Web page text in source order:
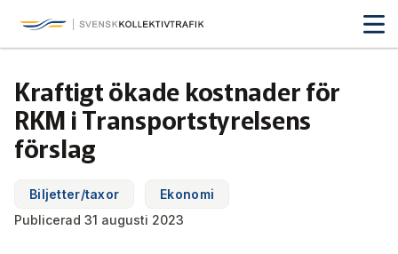
Hoppa
Tillsammans blir vi smartare
Medlemmar
Affärs­nätverket
Tjänster och verktyg
Fakta & statistik
Det här är kollektivtrafiken
Fakta om kollektivtrafiken
Utbildning & Karriär
Kraftigt ökade kostnader för
RKM i Transportstyrelsens
förslag
Biljetter/taxor
Ekonomi
Publicerad 31 augusti 2023